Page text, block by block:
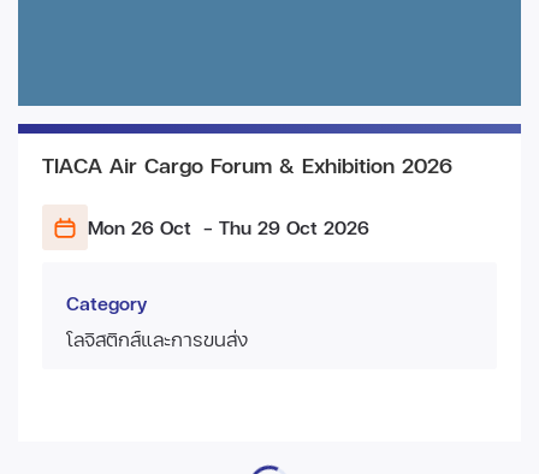
TIACA Air Cargo Forum & Exhibition 2026
Mon 26 Oct - Thu 29 Oct 2026
Category
โลจิสติกส์และการขนส่ง